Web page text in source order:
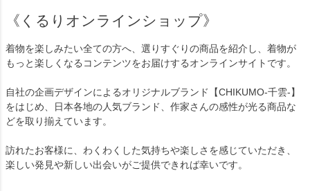
《くるりオンラインショップ》
着物を楽しみたい全ての方へ、選りすぐりの商品を紹介し、着物が
もっと楽しくなるコンテンツをお届けするオンラインサイトです。
自社の企画デザインによるオリジナルブランド【CHIKUMO-千雲-】
をはじめ、日本各地の人気ブランド、作家さんの感性が光る商品な
どを取り揃えています。
訪れたお客様に、わくわくした気持ちや楽しさを感じていただき、
楽しい発見や新しい出会いがご提供できれば幸いです。